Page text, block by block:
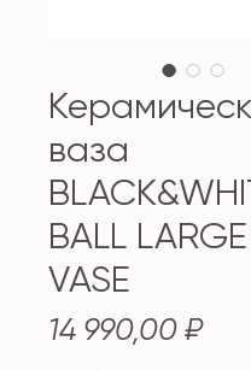
ваза
BALL LARGE
VASE
14 990,00 ₽